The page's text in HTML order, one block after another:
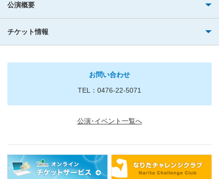
公演概要
チケット情報
お問い合わせ
TEL：0476-22-5071
公演･イベント一覧へ